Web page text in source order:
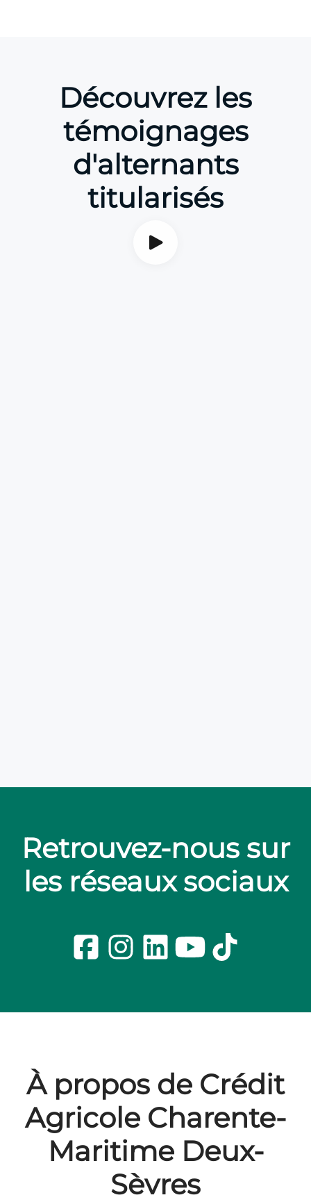
Découvrez les
témoignages
d'alternants
titularisés
Retrouvez-nous sur
les réseaux sociaux
À propos de Crédit
Agricole Charente-
Maritime Deux-
Sèvres